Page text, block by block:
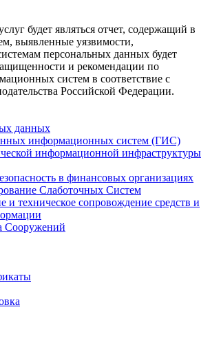
будет являться отчет, содержащий в
выявленные уязвимости,
персональных данных будет
и рекомендации по
систем в соответствие с
Российской Федерации.
данных
информационных систем (ГИС)
информационной инфраструктуры
в финансовых организациях
Слаботочных Систем
и техническое сопровождение средств и
Сооружений